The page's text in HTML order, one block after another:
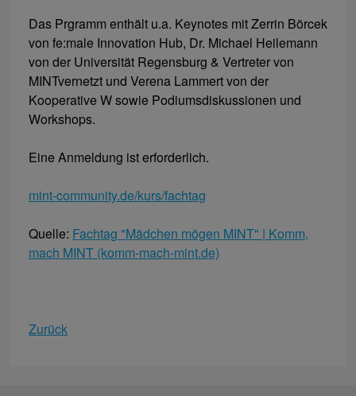
Das Prgramm enthält u.a. Keynotes mit Zerrin Börcek
von fe:male Innovation Hub, Dr. Michael Heilemann
von der Universität Regensburg & Vertreter von
MINTvernetzt und Verena Lammert von der
Kooperative W sowie Podiumsdiskussionen und
Workshops.
Eine Anmeldung ist erforderlich.
mint-community.de/kurs/fachtag
Quelle: Fachtag "Mädchen mögen MINT" | Komm,
mach MINT (komm-mach-mint.de)
Zurück